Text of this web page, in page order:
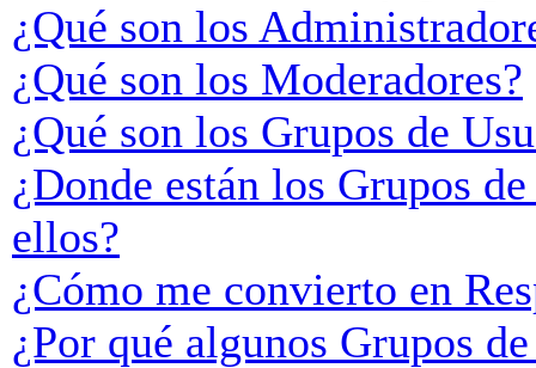
¿Qué son los
¿Qué son los Moderadores?
¿Qué son los Grupos de
¿Donde están los Grupos
ellos?
¿Cómo me convierto en
¿Por qué algunos Grupos